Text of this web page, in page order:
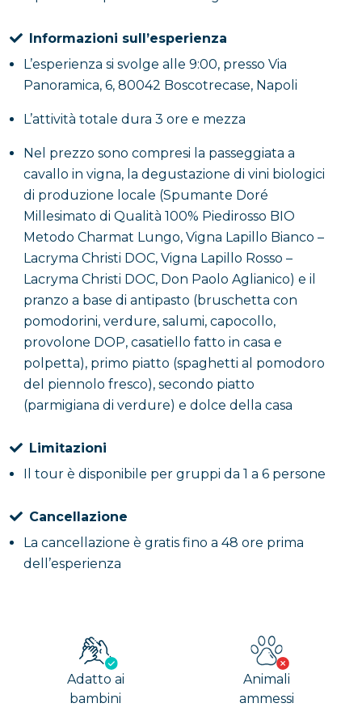
Informazioni sull’esperienza
L’esperienza si svolge alle 9:00, presso Via
Panoramica, 6, 80042 Boscotrecase, Napoli
L’attività totale dura 3 ore e mezza
Nel prezzo sono compresi la passeggiata a
cavallo in vigna, la degustazione di vini biologici
di produzione locale (Spumante Doré
Millesimato di Qualità 100% Piedirosso BIO
Metodo Charmat Lungo, Vigna Lapillo Bianco –
Lacryma Christi DOC, Vigna Lapillo Rosso –
Lacryma Christi DOC, Don Paolo Aglianico) e il
pranzo a base di antipasto (bruschetta con
pomodorini, verdure, salumi, capocollo,
provolone DOP, casatiello fatto in casa e
polpetta), primo piatto (spaghetti al pomodoro
del piennolo fresco), secondo piatto
(parmigiana di verdure) e dolce della casa
Limitazioni
Il tour è disponibile per gruppi da 1 a 6 persone
Cancellazione
La cancellazione è gratis fino a 48 ore prima
dell’esperienza
Adatto ai
bambini
Animali
ammessi